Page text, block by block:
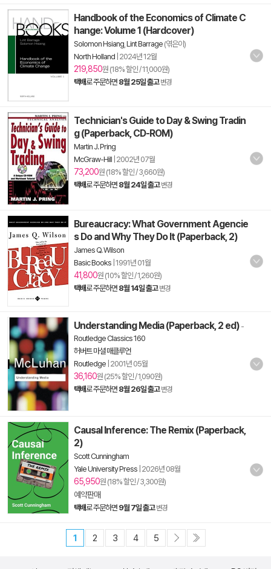
Handbook of the Economics of Climate C
hange: Volume 1 (Hardcover)
Solomon Hsiang Lint Barrage (엮은이)
North Holland 2024년 12월
219,850원 (18% 할인 / 11,000원)
택배로 주문하면 8월 25일 출고 변경
Technician's Guide to Day & Swing Tradin
g (Paperback, CD-ROM)
Martin J. Pring
McGraw-Hill 2002년 07월
73,200원 (18% 할인 / 3,660원)
택배로 주문하면 8월 24일 출고 변경
Bureaucracy: What Government Agencie
s Do and Why They Do It (Paperback, 2)
James Q. Wilson
Basic Books 1991년 01월
41,800원 (10% 할인 / 1,260원)
택배로 주문하면 8월 14일 출고 변경
Understanding Media (Paperback, 2 ed) -
Routledge Classics 160
허버트 마셜 매클루언
Routledge 2001년 05월
36,160원 (25% 할인 / 1,090원)
택배로 주문하면 8월 26일 출고 변경
Causal Inference: The Remix (Paperback,
2)
Scott Cunningham
Yale University Press 2026년 08월
65,950원 (18% 할인 / 3,300원)
예약판매
택배로 주문하면 9월 7일 출고 변경
1 2 3 4 5